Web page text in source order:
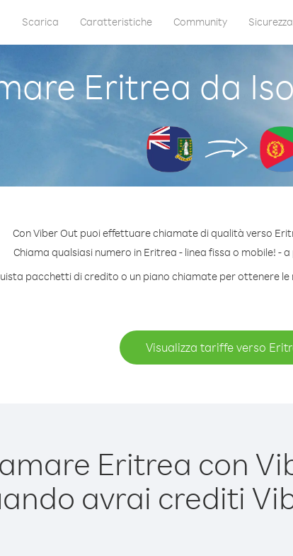
Scarica Caratteristiche Community Sicurezza
Eritrea da
Con Viber Out puoi effettuare chiamate di qualità verso
Chiama qualsiasi numero in Eritrea - linea fissa o mobile! -
pacchetti di credito o un piano chiamate per ottenere
Visualizza tariffe verso
Eritrea con
avrai crediti